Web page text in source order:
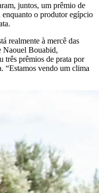
juntos, um prêmio de
o produtor egípcio
realmente à mercê das
Naouel Bouabid,
três prêmios de prata por
“Estamos vendo um clima